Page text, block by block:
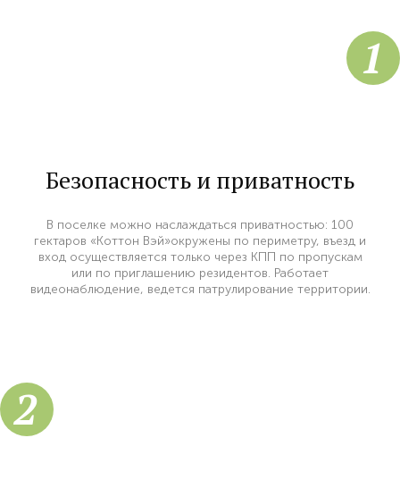
1
Безопасность и приватность
В поселке можно наслаждаться приватностью: 100
гектаров «Коттон Вэй»окружены по периметру, въезд и
вход осуществляется только через КПП по пропускам
или по приглашению резидентов. Работает
видеонаблюдение, ведется патрулирование территории.
2